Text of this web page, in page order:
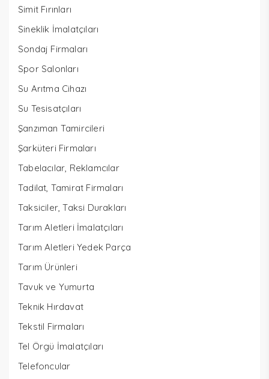
Simit Fırınları
Sineklik İmalatçıları
Sondaj Firmaları
Spor Salonları
Su Arıtma Cihazı
Su Tesisatçıları
Şanzıman Tamircileri
Şarküteri Firmaları
Tabelacılar, Reklamcılar
Tadilat, Tamirat Firmaları
Taksiciler, Taksi Durakları
Tarım Aletleri İmalatçıları
Tarım Aletleri Yedek Parça
Tarım Ürünleri
Tavuk ve Yumurta
Teknik Hırdavat
Tekstil Firmaları
Tel Örgü İmalatçıları
Telefoncular